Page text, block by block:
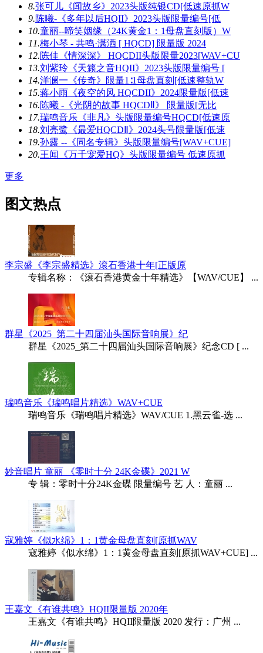
8.张可儿《闻故乡》2023头版纯银CD[低速原抓W
9.陈曦-《多年以后HQII》2023头版限量编号[低
10.童丽--啼笑姻缘（24K黄金1：1母盘直刻版）W
11.梅小琴 - 共鸣·潇洒 [ HQCD] 限量版 2024
12.陈佳《情深深》 HQCDII头版限量2023[WAV+CU
13.刘紫玲《天籁之音HQII》2023头版限量编号 [
14.洋澜一《传奇》限量1∶1母盘直刻[低速整轨W
15.蒋小雨《夜空的风 HQCDII》2024限量版[低速
16.陈曦 -《光阴的故事 HQCDⅡ》 限量版[无比
17.瑞鸣音乐《非凡》头版限量编号HQCD[低速原
18.刘亮鹭《最爱HQCDⅡ》2024头号限量版[低速
19.孙露 --《同名专辑》头版限量编号[WAV+CUE]
20.王闻《万千宠爱HQ》头版限量编号 低速原抓
更多
图文热点
李宗盛《李宗盛精选》滾石香港十年[正版原
专辑名称：《滚石香港黄金十年精选》【WAV/CUE】 ...
群星《2025_第二十四届汕头国际音响展》纪
群星《2025_第二十四届汕头国际音响展》纪念CD [ ...
瑞鸣音乐《瑞鸣唱片精选》WAV+CUE
瑞鸣音乐《瑞鸣唱片精选》WAV/CUE 1.黑云雀-选 ...
妙音唱片 童丽 《零时十分 24K金碟》2021 W
专 辑：零时十分24K金碟 限量编号 艺 人：童丽 ...
寇雅婷《似水绵》1：1黄金母盘直刻[原抓WAV
寇雅婷《似水绵》1：1黄金母盘直刻[原抓WAV+CUE] ...
王嘉文《有谁共鸣》HQII限量版 2020年
王嘉文《有谁共鸣》HQII限量版 2020 发行：广州 ...